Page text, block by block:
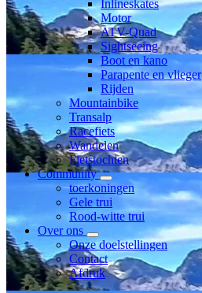
Inlineskates
Motor
ATV-Quad
Sightseeing
Boot en kano
Parapente en vlieger
Rijden
Mountainbike
Transalp
Racefiets
Wandelen
Fietstochten
Community
toerkoningen
Gele trui
Rood-witte trui
Over ons
Onze doelstellingen
Contact
Afdruk